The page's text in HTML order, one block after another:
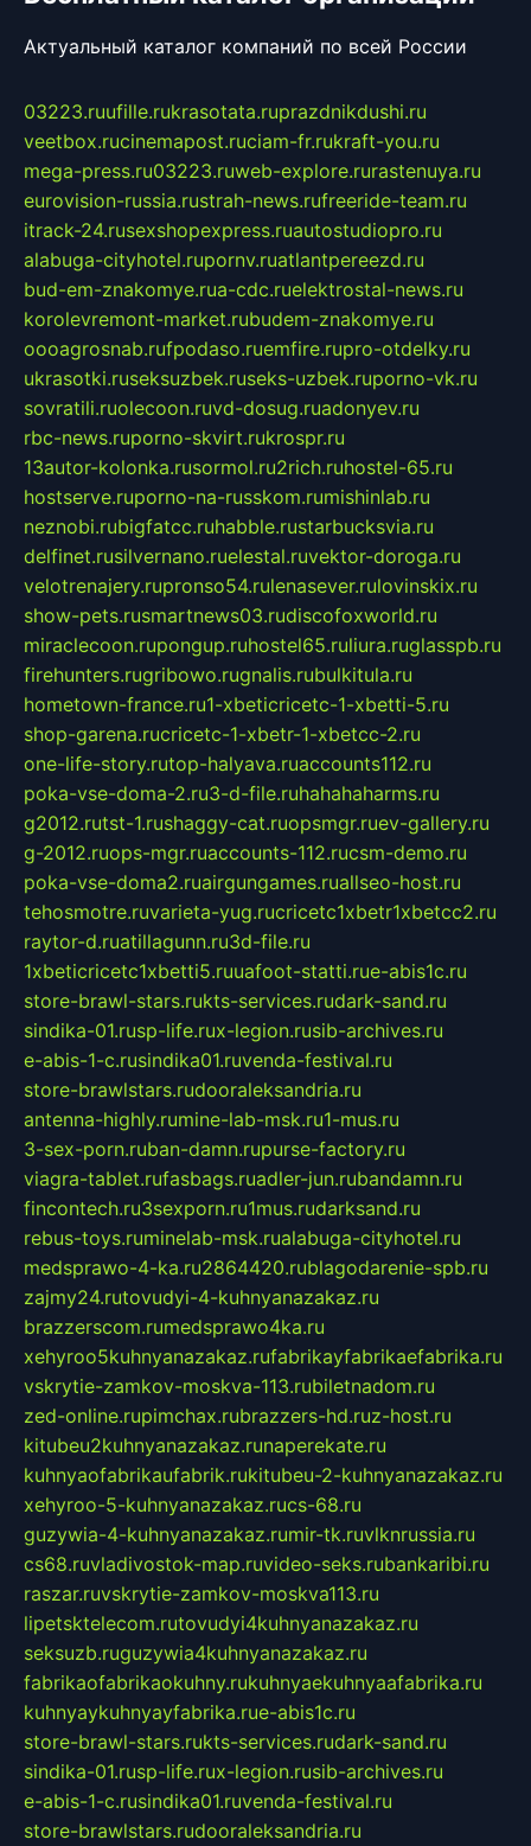
Актуальный каталог компаний по всей России
03223.ruufille.rukrasotata.ruprazdnikdushi.ru
veetbox.rucinemapost.ruciam-fr.rukraft-you.ru
mega-press.ru03223.ruweb-explore.rurastenuya.ru
eurovision-russia.rustrah-news.rufreeride-team.ru
itrack-24.rusexshopexpress.ruautostudiopro.ru
alabuga-cityhotel.rupornv.ruatlantpereezd.ru
bud-em-znakomye.rua-cdc.ruelektrostal-news.ru
korolevremont-market.rubudem-znakomye.ru
oooagrosnab.rufpodaso.ruemfire.rupro-otdelky.ru
ukrasotki.ruseksuzbek.ruseks-uzbek.ruporno-vk.ru
sovratili.ruolecoon.ruvd-dosug.ruadonyev.ru
rbc-news.ruporno-skvirt.rukrospr.ru
13autor-kolonka.rusormol.ru2rich.ruhostel-65.ru
hostserve.ruporno-na-russkom.rumishinlab.ru
neznobi.rubigfatcc.ruhabble.rustarbucksvia.ru
delfinet.rusilvernano.ruelestal.ruvektor-doroga.ru
velotrenajery.rupronso54.rulenasever.rulovinskix.ru
show-pets.rusmartnews03.rudiscofoxworld.ru
miraclecoon.rupongup.ruhostel65.ruliura.ruglasspb.ru
firehunters.rugribowo.rugnalis.rubulkitula.ru
hometown-france.ru1-xbeticricetc-1-xbetti-5.ru
shop-garena.rucricetc-1-xbetr-1-xbetcc-2.ru
one-life-story.rutop-halyava.ruaccounts112.ru
poka-vse-doma-2.ru3-d-file.ruhahahaharms.ru
g2012.rutst-1.rushaggy-cat.ruopsmgr.ruev-gallery.ru
g-2012.ruops-mgr.ruaccounts-112.rucsm-demo.ru
poka-vse-doma2.ruairgungames.ruallseo-host.ru
tehosmotre.ruvarieta-yug.rucricetc1xbetr1xbetcc2.ru
raytor-d.ruatillagunn.ru3d-file.ru
1xbeticricetc1xbetti5.ruuafoot-statti.rue-abis1c.ru
store-brawl-stars.rukts-services.rudark-sand.ru
sindika-01.rusp-life.rux-legion.rusib-archives.ru
e-abis-1-c.rusindika01.ruvenda-festival.ru
store-brawlstars.rudooraleksandria.ru
antenna-highly.rumine-lab-msk.ru1-mus.ru
3-sex-porn.ruban-damn.rupurse-factory.ru
viagra-tablet.rufasbags.ruadler-jun.rubandamn.ru
fincontech.ru3sexporn.ru1mus.rudarksand.ru
rebus-toys.ruminelab-msk.rualabuga-cityhotel.ru
medsprawo-4-ka.ru2864420.rublagodarenie-spb.ru
zajmy24.rutovudyi-4-kuhnyanazakaz.ru
brazzerscom.rumedsprawo4ka.ru
xehyroo5kuhnyanazakaz.rufabrikayfabrikaefabrika.ru
vskrytie-zamkov-moskva-113.rubiletnadom.ru
zed-online.rupimchax.rubrazzers-hd.ruz-host.ru
kitubeu2kuhnyanazakaz.runaperekate.ru
kuhnyaofabrikaufabrik.rukitubeu-2-kuhnyanazakaz.ru
xehyroo-5-kuhnyanazakaz.rucs-68.ru
guzywia-4-kuhnyanazakaz.rumir-tk.ruvlknrussia.ru
cs68.ruvladivostok-map.ruvideo-seks.rubankaribi.ru
raszar.ruvskrytie-zamkov-moskva113.ru
lipetsktelecom.rutovudyi4kuhnyanazakaz.ru
seksuzb.ruguzywia4kuhnyanazakaz.ru
fabrikaofabrikaokuhny.rukuhnyaekuhnyaafabrika.ru
kuhnyaykuhnyayfabrika.rue-abis1c.ru
store-brawl-stars.rukts-services.rudark-sand.ru
sindika-01.rusp-life.rux-legion.rusib-archives.ru
e-abis-1-c.rusindika01.ruvenda-festival.ru
store-brawlstars.rudooraleksandria.ru